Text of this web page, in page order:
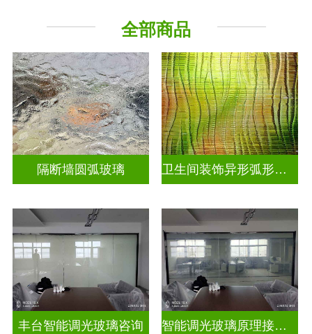
工程玻璃
全部商品
隔断墙圆弧玻璃 卫生间装饰异形弧形玻璃
丰台智能调光玻璃咨询 智能调光玻璃原理接线图片